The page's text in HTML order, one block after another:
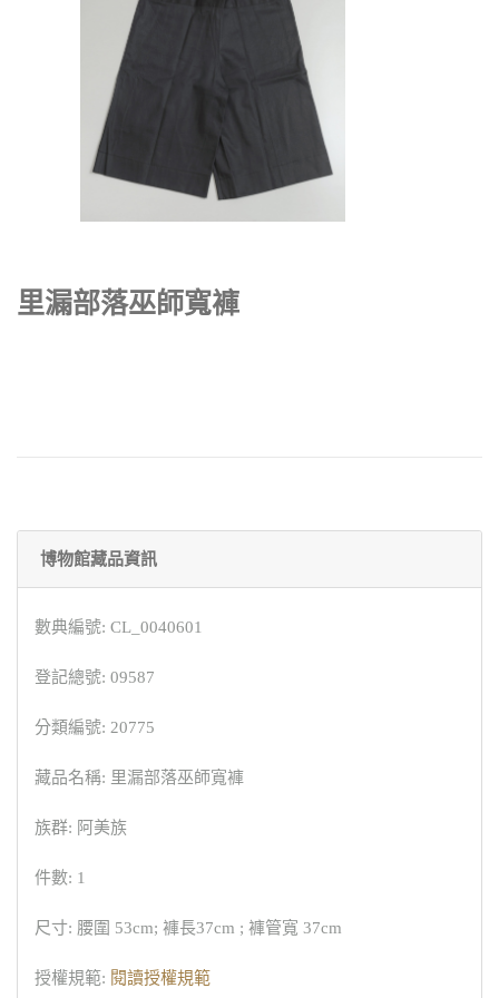
里漏部落巫師寬褲
博物館藏品資訊
數典編號: CL_0040601
登記總號: 09587
分類編號: 20775
藏品名稱: 里漏部落巫師寬褲
族群: 阿美族
件數: 1
尺寸: 腰圍 53cm; 褲長37cm ; 褲管寬 37cm
授權規範: 閱讀授權規範